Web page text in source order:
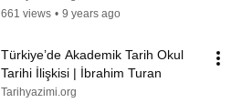
661 views • 9 years ago
Türkiye’de Akademik Tarih Okul
Tarihi İlişkisi | İbrahim Turan
Tarihyazimi.org